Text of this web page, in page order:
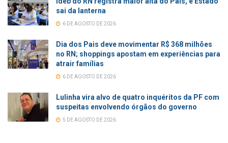
sai da lanterna
6 DE AGOSTO DE 2026
Dia dos Pais deve movimentar R$ 368 milhões
no RN; shoppings apostam em experiências para
atrair famílias
6 DE AGOSTO DE 2026
Lulinha vira alvo de quatro inquéritos da PF com
suspeitas envolvendo órgãos do governo
5 DE AGOSTO DE 2026